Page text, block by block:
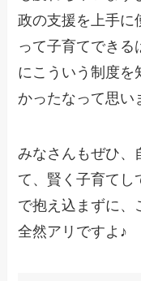
政の支援を上手に
って子育てできる
にこういう制度を
かったなって思い
みなさんもぜひ、
て、賢く子育てし
で抱え込まずに、
全然アリですよ♪